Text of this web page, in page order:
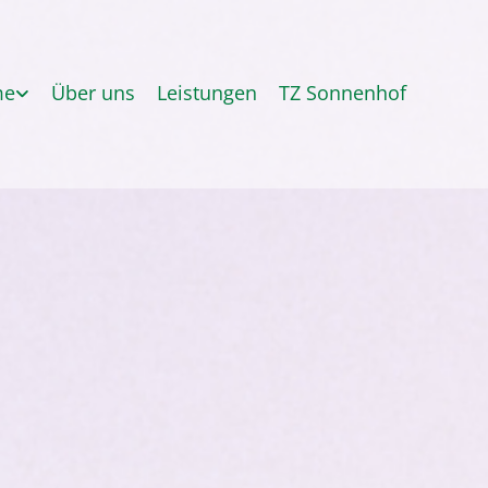
Über uns Leistungen TZ Sonnenhof